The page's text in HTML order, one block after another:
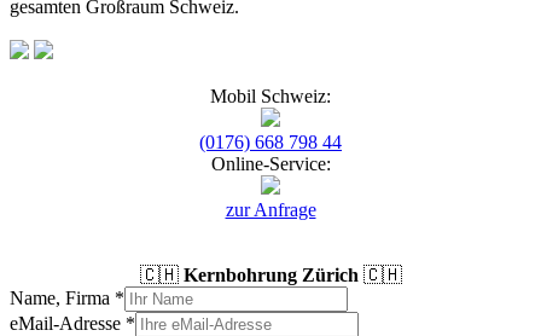
gesamten Großraum Schweiz.
Mobil Schweiz:
(0176) 668 798 44
Online-Service:
zur Anfrage
🇨🇭 Kernbohrung Zürich 🇨🇭
Name, Firma *
eMail-Adresse *